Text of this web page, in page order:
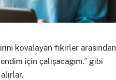
kovalayan fikirler arasından
için çalışacağım.” gibi